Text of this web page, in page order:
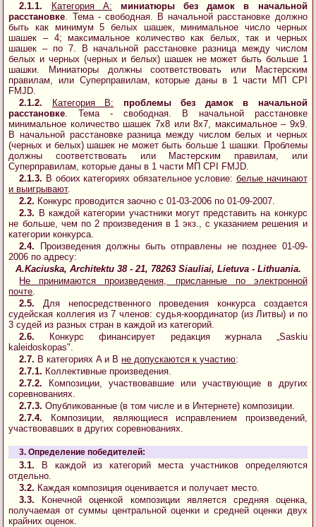
2.1.1.
Категория A:
миниатюры без дамок в начальной
расстановке. Тема - свободная. В начальной расстановке должно
быть как минимум 5 белых шашек, минимальное число черных
шашек – 4; максимальное количество как белых, так и черных
шашек – по 7. В начальной расстановке разница между числом
белых и черных (черных и белых) шашек не может быть больше 1
шашки. Миниатюры должны соответствовать или Мастерским
правилам, или Суперправилам, которые даны в 1 части МП CPI
FMJD.
2.1.2.
Категория B:
проблемы без дамок в начальной
расстановке. Тема - свободная. В начальной расстановке
минимальное количество шашек 7х8 или 8х7, максимальное – 9х9.
В начальной расстановке разница между числом белых и черных
(черных и белых) шашек не может быть больше 1 шашки. Проблемы
должны соответствовать или Мастерским правилам, или
Суперправилам, которые даны в 1 части МП CPI FMJD.
2.1.3. В обоих категориях обязательное условие: белые начинают
и выигрывают.
2.2. Конкурс проводится заочно с 01-03-2006 по 01-09-2007.
2.3. В каждой категории участники могут представить на конкурс
не больше, чем по 2 произведения в 1 экз., с указанием решения и
категории конкурса.
2.4. Произведения должны быть отправлены не позднее 01-09-
2006 по адресу:
A.Kaciuska, Architektu 38 - 21, 78263 Siauliai, Lietuva - Lithuania.
Не принимаются произведения, присланные по электронной
почте.
2.5. Для непосредственного проведения конкурса создается
судейская коллегия из 7 членов: судья-координатор (из Литвы) и по
3 судей из разных стран в каждой из категорий.
2.6. Конкурс финансирует редакция журнала „Saskiu
kaleidoskopas".
2.7. В категориях A и Bне допускаются к участию:
2.7.1. Коллективные произведения.
2.7.2. Композиции, участвовавшие или участвующие в других
соревнованиях.
2.7.3. Опубликованные (в том числе и в Интернете) композиции.
2.7.4. Композиции, являющиеся исправлением произведений,
участвовавших в других соревнованиях.
3. Определение победителей:
3.1. В каждой из категорий места участников определяются
отдельно.
3.2. Каждая композиция оценивается и получает место.
3.3. Конечной оценкой композиции является средняя оценка,
получаемая от суммы центральной оценки и средней оценки двух
крайних оценок.